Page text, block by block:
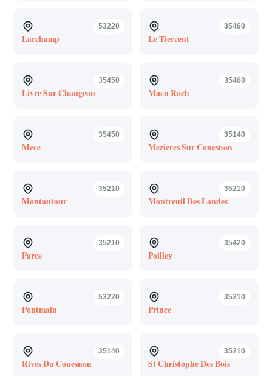
53220
Larchamp
35460
Le Tiercent
35450
Livre Sur Changeon
35460
Maen Roch
35450
Mece
35140
Mezieres Sur Couesnon
35210
Montautour
35210
Montreuil Des Landes
35210
Parce
35420
Poilley
53220
Pontmain
35210
Prince
35140
Rives Du Couesnon
35210
St Christophe Des Bois